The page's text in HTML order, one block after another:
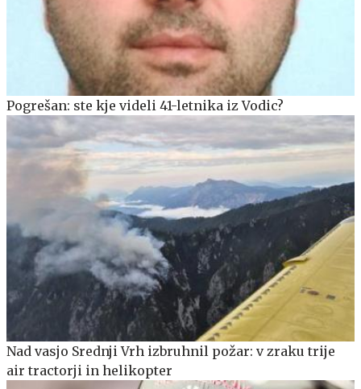
Pogrešan: ste kje videli 41-letnika iz Vodic?
Nad vasjo Srednji Vrh izbruhnil požar: v zraku trije
air tractorji in helikopter